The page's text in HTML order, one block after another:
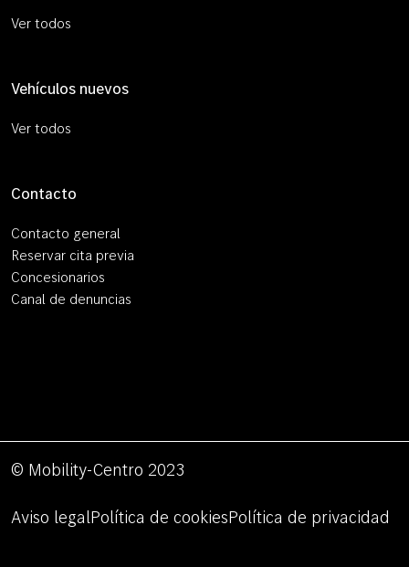
Ver todos
Vehículos nuevos
Ver todos
Contacto
Contacto general
Reservar cita previa
Concesionarios
Canal de denuncias
© Mobility-Centro 2023
Aviso legalPolítica de cookiesPolítica de privacidad